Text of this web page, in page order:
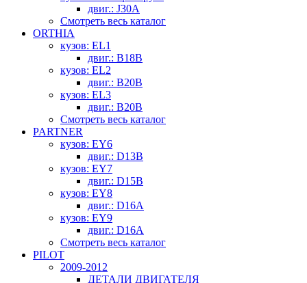
двиг.: J30A
Смотреть весь каталог
ORTHIA
кузов: EL1
двиг.: B18B
кузов: EL2
двиг.: B20B
кузов: EL3
двиг.: B20B
Смотреть весь каталог
PARTNER
кузов: EY6
двиг.: D13B
кузов: EY7
двиг.: D15B
кузов: EY8
двиг.: D16A
кузов: EY9
двиг.: D16A
Смотреть весь каталог
PILOT
2009-2012
ДЕТАЛИ ДВИГАТЕЛЯ